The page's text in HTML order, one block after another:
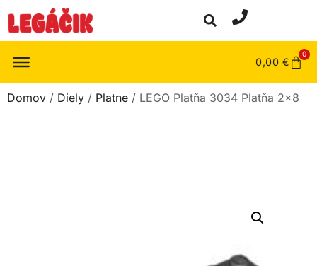
0,00 €
0
Domov / Diely / Platne / LEGO Platňa 3034 Platňa 2×8